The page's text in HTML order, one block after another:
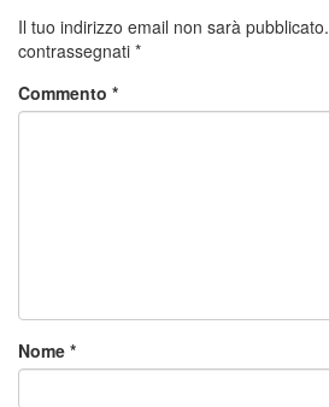
Il tuo indirizzo email non sarà pubblicato.
contrassegnati *
Commento *
Nome *